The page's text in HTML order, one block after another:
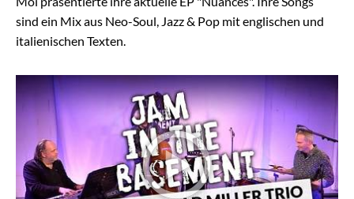
sind ein Mix aus Neo-Soul, Jazz & Pop mit englischen und
italienischen Texten.